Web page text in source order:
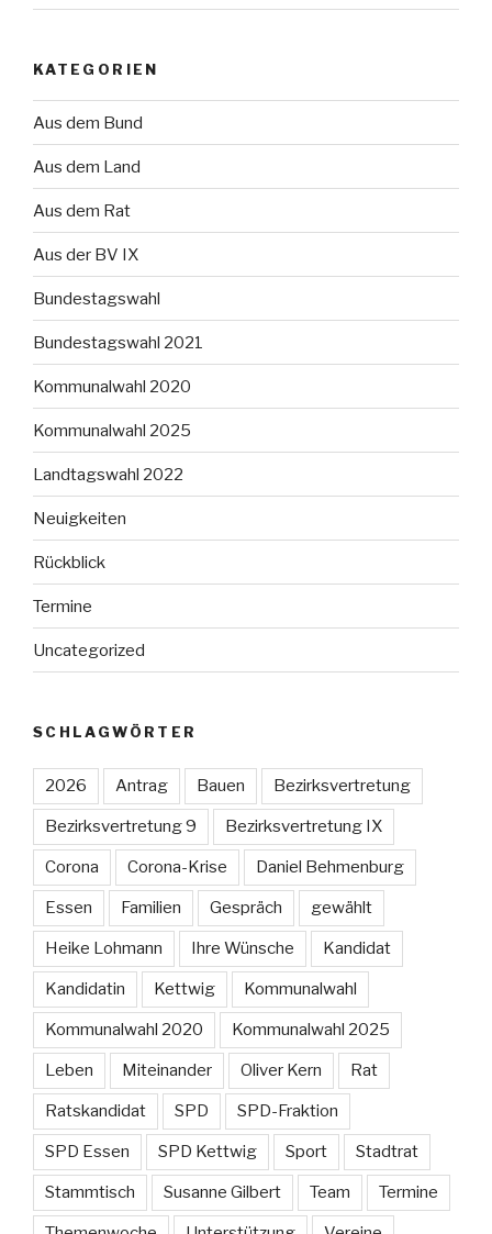
KATEGORIEN
Aus dem Bund
Aus dem Land
Aus dem Rat
Aus der BV IX
Bundestagswahl
Bundestagswahl 2021
Kommunalwahl 2020
Kommunalwahl 2025
Landtagswahl 2022
Neuigkeiten
Rückblick
Termine
Uncategorized
SCHLAGWÖRTER
2026 Antrag Bauen Bezirksvertretung
Bezirksvertretung 9 Bezirksvertretung IX
Corona Corona-Krise Daniel Behmenburg
Essen Familien Gespräch gewählt
Heike Lohmann Ihre Wünsche Kandidat
Kandidatin Kettwig Kommunalwahl
Kommunalwahl 2020 Kommunalwahl 2025
Leben Miteinander Oliver Kern Rat
Ratskandidat SPD SPD-Fraktion
SPD Essen SPD Kettwig Sport Stadtrat
Stammtisch Susanne Gilbert Team Termine